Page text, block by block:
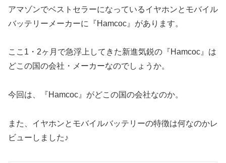
アマゾンでベストセラーになっているイヤホンとモバイル
バッテリーメーカーに『Hamcoc』があります。
ここ1・2ヶ月で急浮上してきた新進気鋭の『Hamcoc』は
どこの国の会社・メーカーなのでしょうか。
今回は、『Hamcoc』がどこの国の会社なのか。
また、イヤホンとモバイルバッテリーの特徴は何なのかレ
ビューしました♪